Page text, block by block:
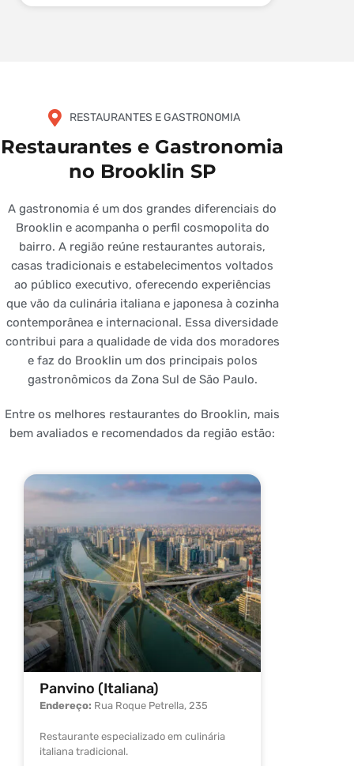
RESTAURANTES E GASTRONOMIA
Restaurantes e Gastronomia
no Brooklin SP
A gastronomia é um dos grandes diferenciais do
Brooklin e acompanha o perfil cosmopolita do
bairro. A região reúne restaurantes autorais,
casas tradicionais e estabelecimentos voltados
ao público executivo, oferecendo experiências
que vão da culinária italiana e japonesa à cozinha
contemporânea e internacional. Essa diversidade
contribui para a qualidade de vida dos moradores
e faz do Brooklin um dos principais polos
gastronômicos da Zona Sul de São Paulo.
Entre os melhores restaurantes do Brooklin, mais
bem avaliados e recomendados da região estão:
Panvino (Italiana)
Endereço: Rua Roque Petrella, 235
Restaurante especializado em culinária
italiana tradicional.